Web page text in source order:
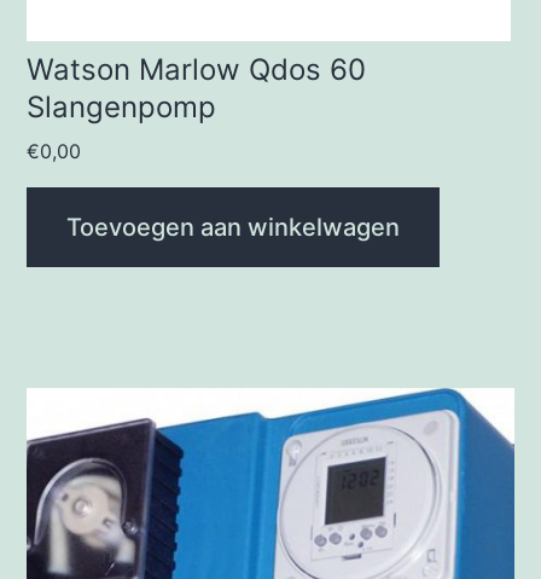
Watson Marlow Qdos 60
Slangenpomp
€0,00
Toevoegen aan winkelwagen